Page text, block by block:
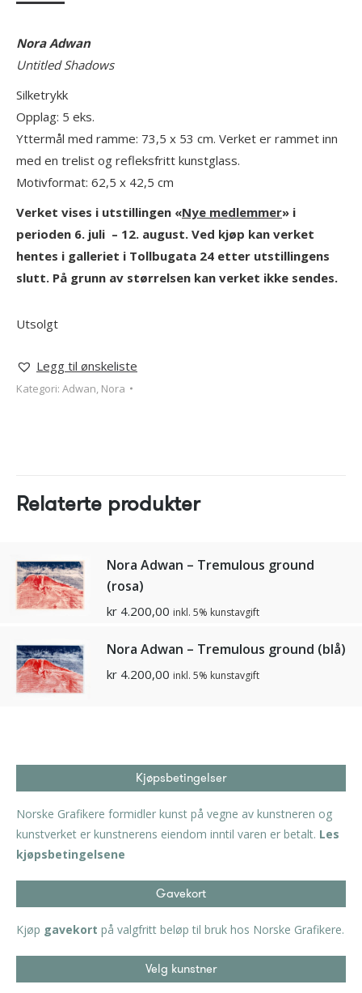
Nora Adwan
Untitled Shadows
Silketrykk
Opplag: 5 eks.
Yttermål med ramme: 73,5 x 53 cm. Verket er rammet inn
med en trelist og refleksfritt kunstglass.
Motivformat: 62,5 x 42,5 cm
Verket vises i utstillingen «Nye medlemmer» i
perioden 6. juli – 12. august. Ved kjøp kan verket
hentes i galleriet i Tollbugata 24 etter utstillingens
slutt. På grunn av størrelsen kan verket ikke sendes.
Utsolgt
Legg til ønskeliste
Kategori: Adwan, Nora
Relaterte produkter
Nora Adwan – Tremulous ground
(rosa)
kr 4.200,00 inkl. 5% kunstavgift
Nora Adwan – Tremulous ground (blå)
kr 4.200,00 inkl. 5% kunstavgift
Kjøpsbetingelser
Norske Grafikere formidler kunst på vegne av kunstneren og
kunstverket er kunstnerens eiendom inntil varen er betalt. Les
kjøpsbetingelsene
Gavekort
Kjøp gavekort på valgfritt beløp til bruk hos Norske Grafikere.
Velg kunstner